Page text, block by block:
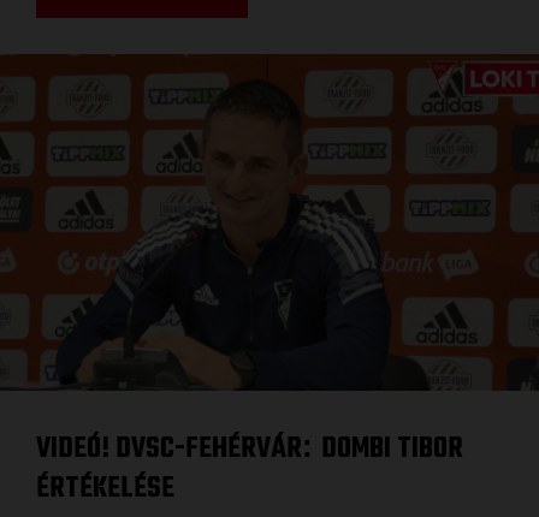
VIDEÓ! DVSC-FEHÉRVÁR: DOMBI TIBOR
ÉRTÉKELÉSE